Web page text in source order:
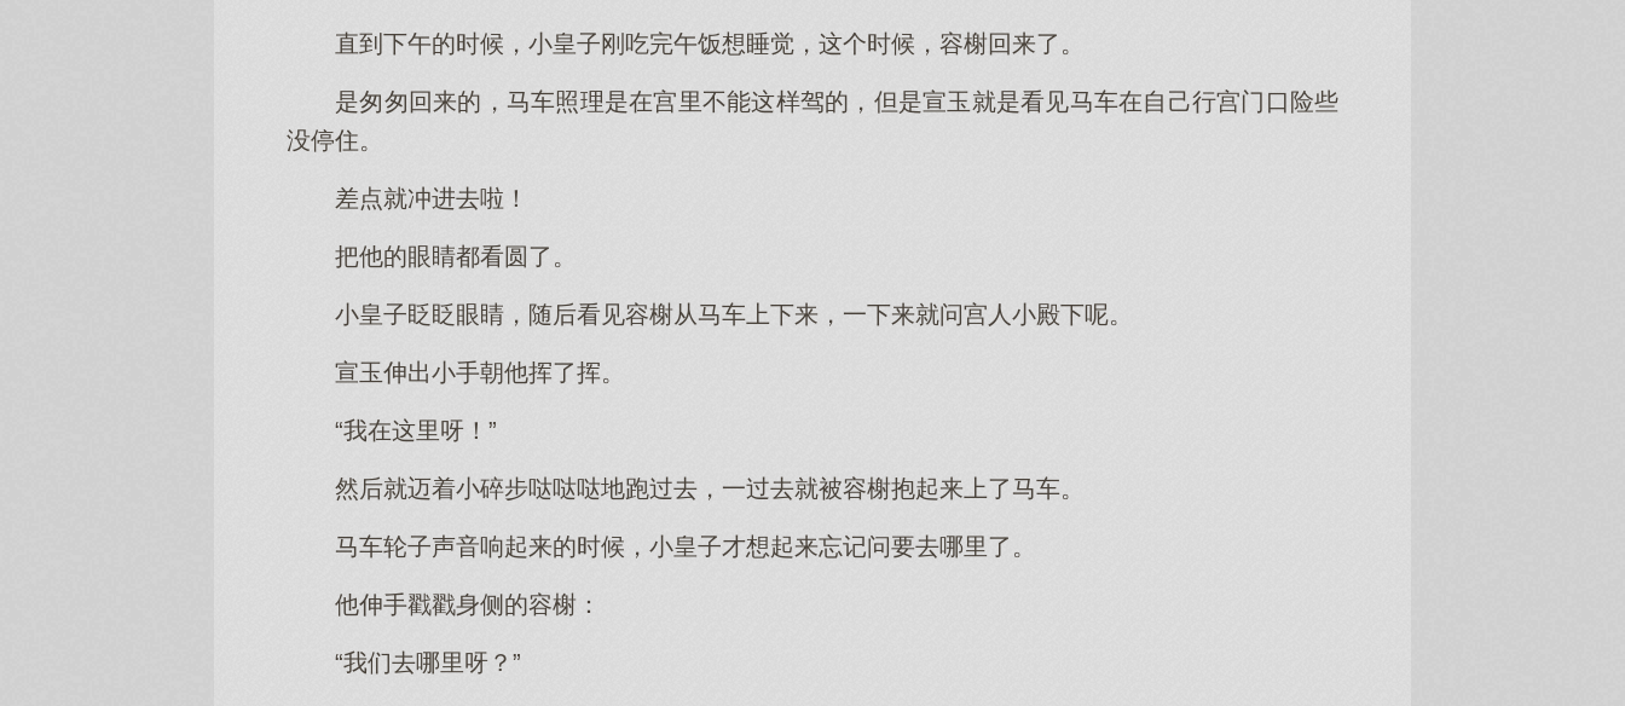
直到下午的时候，小皇子刚吃完午饭想睡觉，这个时候，容榭回来了。
是匆匆回来的，马车照理是在宫里不能这样驾的，但是宣玉就是看见马车在自己行宫门口险些
没停住。
差点就冲进去啦！
把他的眼睛都看圆了。
小皇子眨眨眼睛，随后看见容榭从马车上下来，一下来就问宫人小殿下呢。
宣玉伸出小手朝他挥了挥。
“我在这里呀！”
然后就迈着小碎步哒哒哒地跑过去，一过去就被容榭抱起来上了马车。
马车轮子声音响起来的时候，小皇子才想起来忘记问要去哪里了。
他伸手戳戳身侧的容榭：
“我们去哪里呀？”